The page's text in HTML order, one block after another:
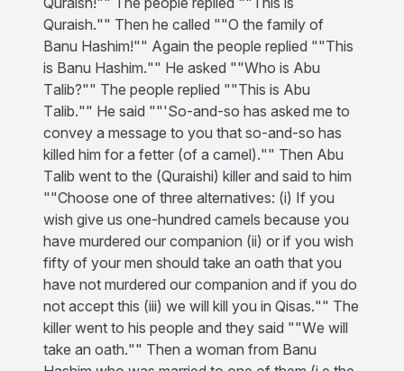
Quraish."" Then he called ""O the family of
Banu Hashim!"" Again the people replied ""This
is Banu Hashim."" He asked ""Who is Abu
Talib?"" The people replied ""This is Abu
Talib."" He said ""'So-and-so has asked me to
convey a message to you that so-and-so has
killed him for a fetter (of a camel)."" Then Abu
Talib went to the (Quraishi) killer and said to him
""Choose one of three alternatives: (i) If you
wish give us one-hundred camels because you
have murdered our companion (ii) or if you wish
fifty of your men should take an oath that you
have not murdered our companion and if you do
not accept this (iii) we will kill you in Qisas."" The
killer went to his people and they said ""We will
take an oath."" Then a woman from Banu